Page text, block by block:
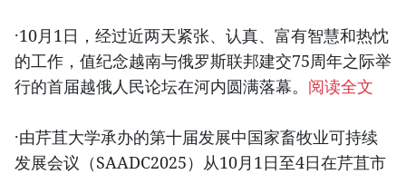
·10月1日，经过近两天紧张、认真、富有智慧和热忱
的工作，值纪念越南与俄罗斯联邦建交75周年之际举
行的首届越俄人民论坛在河内圆满落幕。 阅读全文
·由芹苴大学承办的第十届发展中国家畜牧业可持续
发展会议（SAADC2025）从10月1日至4日在芹苴市